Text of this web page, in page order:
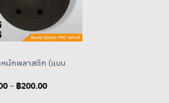
นักพลาสติก (แบบ
– ฿200.00Price
range: